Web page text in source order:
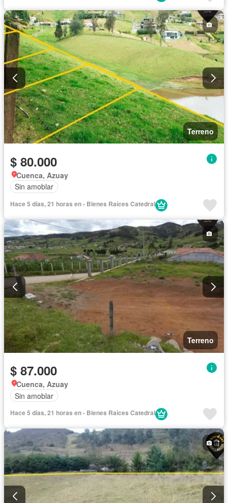
Terreno
$ 80.000
Cuenca, Azuay
Sin amoblar
Hace 5 días, 21 horas en - Bienes Raíces Catedral
Terreno
$ 87.000
Cuenca, Azuay
Sin amoblar
Hace 5 días, 21 horas en - Bienes Raíces Catedral